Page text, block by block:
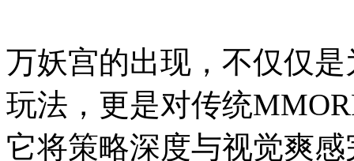
万妖宫的出现，不仅仅
玩法，更是对传统
它将策略深度与视觉爽